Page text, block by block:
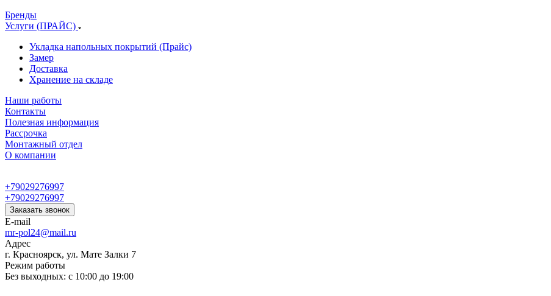
Бренды
Услуги (ПРАЙС)
Укладка напольных покрытий (Прайс)
Замер
Доставка
Хранение на складе
Наши работы
Контакты
Полезная информация
Рассрочка
Монтажный отдел
О компании
+79029276997
+79029276997
Заказать звонок
E-mail
mr-pol24@mail.ru
Адрес
г. Красноярск, ул. Мате Залки 7
Режим работы
Без выходных: с 10:00 до 19:00